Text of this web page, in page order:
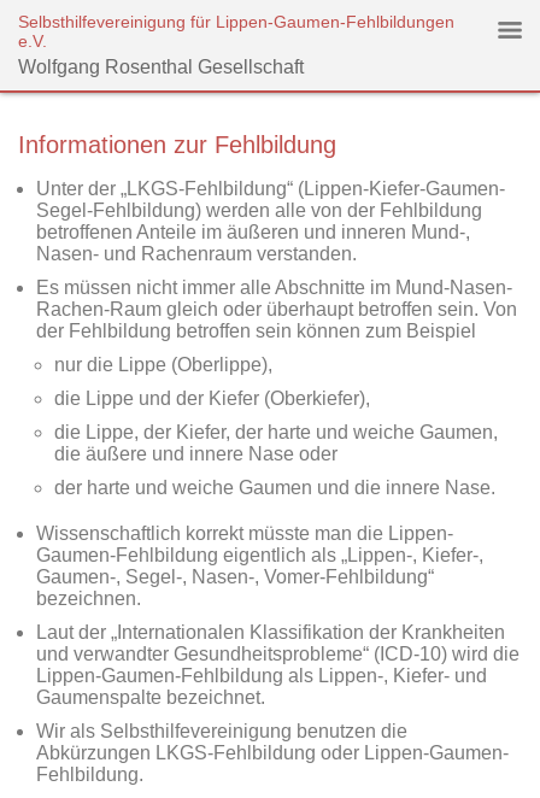
Selbsthilfevereinigung für Lippen-Gaumen-Fehlbildungen
e.V.
Wolfgang Rosenthal Gesellschaft
Informationen zur Fehlbildung
Unter der „LKGS-Fehlbildung“ (Lippen-Kiefer-Gaumen-
Segel-Fehlbildung) werden alle von der Fehlbildung
betroffenen Anteile im äußeren und inneren Mund-,
Nasen- und Rachenraum verstanden.
Es müssen nicht immer alle Abschnitte im Mund-Nasen-
Rachen-Raum gleich oder überhaupt betroffen sein. Von
der Fehlbildung betroffen sein können zum Beispiel
nur die Lippe (Oberlippe),
die Lippe und der Kiefer (Oberkiefer),
die Lippe, der Kiefer, der harte und weiche Gaumen,
die äußere und innere Nase oder
der harte und weiche Gaumen und die innere Nase.
Wissenschaftlich korrekt müsste man die Lippen-
Gaumen-Fehlbildung eigentlich als „Lippen-, Kiefer-,
Gaumen-, Segel-, Nasen-, Vomer-Fehlbildung“
bezeichnen.
Laut der „Internationalen Klassifikation der Krankheiten
und verwandter Gesundheitsprobleme“ (ICD-10) wird die
Lippen-Gaumen-Fehlbildung als Lippen-, Kiefer- und
Gaumenspalte bezeichnet.
Wir als Selbsthilfevereinigung benutzen die
Abkürzungen LKGS-Fehlbildung oder Lippen-Gaumen-
Fehlbildung.